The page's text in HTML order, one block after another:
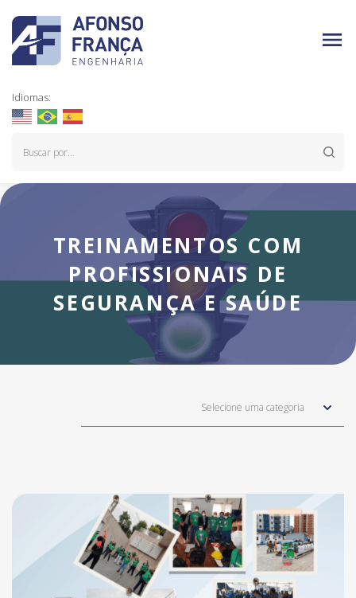
Idiomas:
TREINAMENTOS COM
PROFISSIONAIS DE
SEGURANÇA E SAÚDE
Selecione uma categoria